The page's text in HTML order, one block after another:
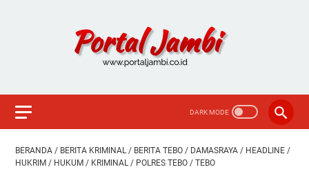
BERANDA / BERITA KRIMINAL / BERITA TEBO / DAMASRAYA / HEADLINE /
HUKRIM / HUKUM / KRIMINAL / POLRES TEBO / TEBO